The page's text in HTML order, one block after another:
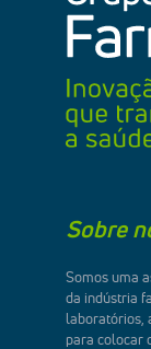
Sobre
Somos uma
da indústria
laboratórios,
para colocar